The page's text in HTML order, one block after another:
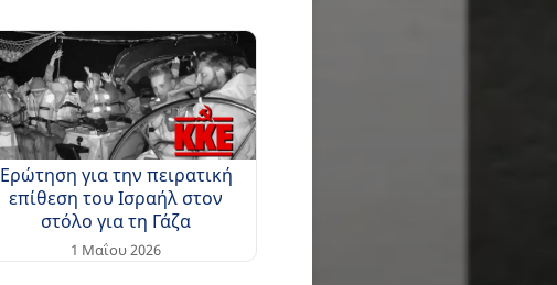
Ερώτηση για την πειρατική
επίθεση του Ισραήλ στον
στόλο για τη Γάζα
1 Μαΐου 2026